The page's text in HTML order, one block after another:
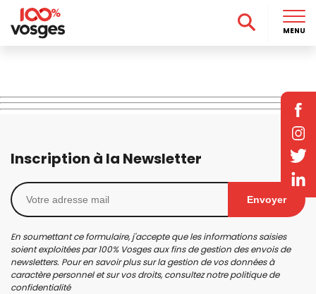
Inscription à la Newsletter
Envoyer
En soumettant ce formulaire, j'accepte que les informations saisies
soient exploitées par 100% Vosges aux fins de gestion des envois de
newsletters. Pour en savoir plus sur la gestion de vos données à
caractère personnel et sur vos droits, consultez notrepolitique de
confidentialité
MENU